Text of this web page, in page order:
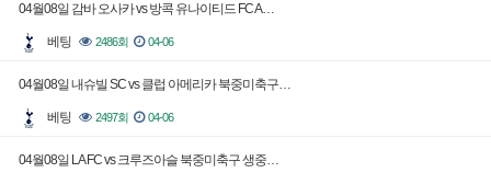
04월08일 감바 오사카 vs 방콕 유나이티드 FC A…
베팅 2486회 04-06
04월08일 내슈빌 SC vs 클럽 아메리카 북중미축구…
베팅 2497회 04-06
04월08일 LA FC vs 크루즈아슬 북중미축구 생중…